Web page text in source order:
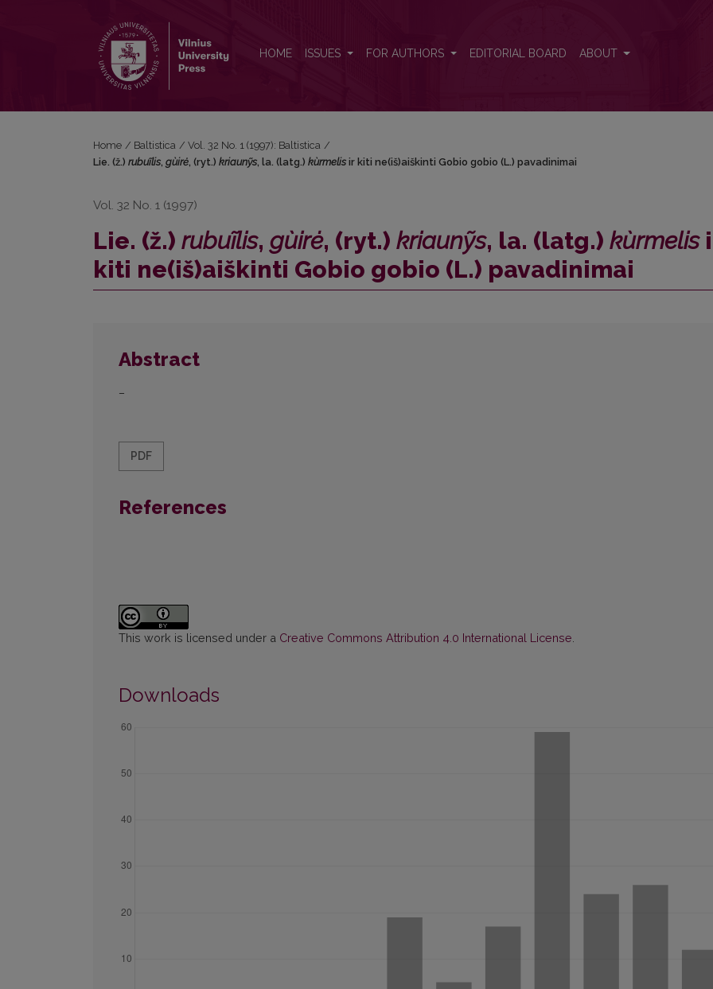
HOME ISSUES FOR AUTHORS EDITORIAL BOARD ABOUT
Home / Baltistica / Vol. 32 No. 1 (1997): Baltistica /
Lie. (ž.) rubuĩlis, gùirė, (ryt.) kriaunỹs, la. (latg.) kùrmelis ir kiti ne(iš)aiškinti Gobio gobio (L.) pavadinimai
Vol. 32 No. 1 (1997)
Lie. (ž.) rubuĩlis, gùirė, (ryt.) kriaunỹs, la. (latg.) kùrmelis
kiti ne(iš)aiškinti Gobio gobio (L.) pavadinimai
Abstract
–
PDF
References
This work is licensed under a Creative Commons Attribution 4.0 International License
Downloads